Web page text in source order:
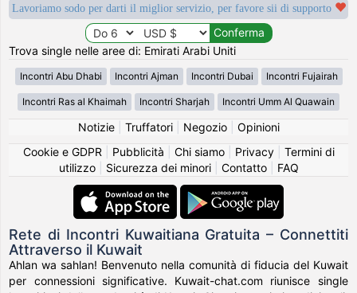
Lavoriamo sodo per darti il miglior servizio, per favore sii di supporto
Trova single nelle aree di: Emirati Arabi Uniti
Incontri Abu Dhabi Incontri Ajman Incontri Dubai Incontri Fujairah
Incontri Ras al Khaimah Incontri Sharjah Incontri Umm Al Quawain
Notizie| Truffatori| Negozio| Opinioni
Cookie e GDPR
Pubblicità Chi siamo| Privacy| Termini di
utilizzo| Sicurezza dei minori| Contatto| FAQ
Rete di Incontri Kuwaitiana Gratuita – Connettiti
Attraverso il Kuwait
Ahlan wa sahlan! Benvenuto nella comunità di fiducia del Kuwait
per connessioni significative. Kuwait-chat.com riunisce single